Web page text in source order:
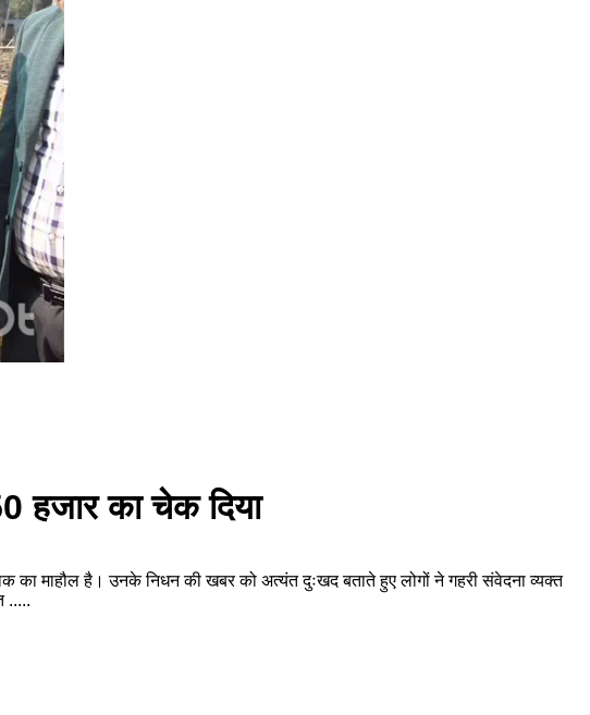
हजार का चेक दिया
का माहौल है। उनके निधन की खबर को अत्यंत दुःखद बताते हुए लोगों ने गहरी संवेदना व्यक्त
.....